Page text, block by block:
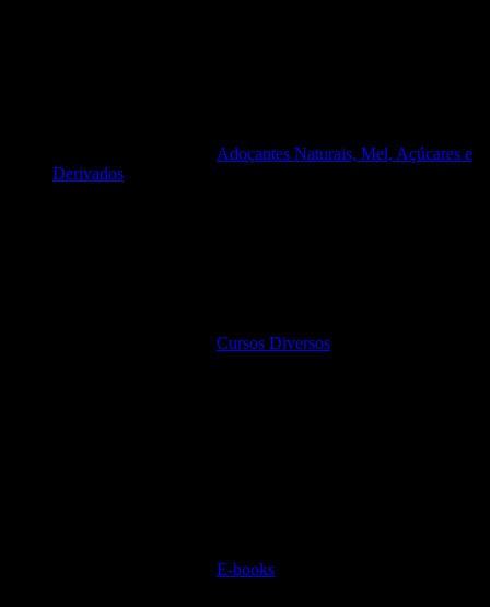
Adoçantes Naturais, Mel, Açúcares e
Derivados
Cursos Diversos
E-books